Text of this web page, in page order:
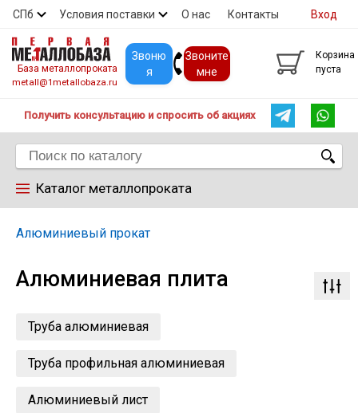
СПб Условия поставки О нас Контакты
Скидки Прайс Покупателям
Вход
База металлопроката
metall@1metallobaza.ru
Звоню
я
Звоните
мне
Корзина
пуста
Получить консультацию и спросить об акциях
Каталог металлопроката
Арматура
Труба профильная
Труба
Лист
Алюминиевый прокат
Алюминиевая плита
Труба алюминиевая
Труба профильная алюминиевая
Алюминиевый лист